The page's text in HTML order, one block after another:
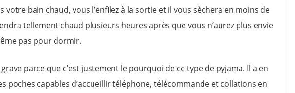
votre bain chaud, vous l’enfilez à la sortie et il vous sèchera en moins de
tellement chaud plusieurs heures après que vous n’aurez plus envie
pas pour dormir.
grave parce que c’est justement le pourquoi de ce type de pyjama. Il a en
poches capables d’accueillir téléphone, télécommande et collations en